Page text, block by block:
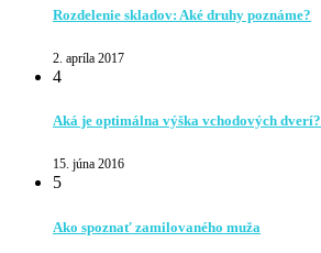
Rozdelenie skladov: Aké druhy poznáme?
2. apríla 2017
4
Aká je optimálna výška vchodových dverí?
15. júna 2016
5
Ako spoznať zamilovaného muža